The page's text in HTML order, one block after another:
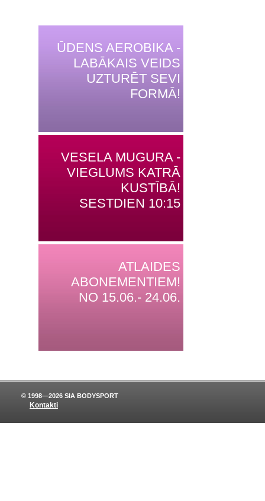
ŪDENS AEROBIKA -
LABĀKAIS VEIDS
UZTURĒT SEVI
FORMĀ!
VESELA MUGURA -
VIEGLUMS KATRĀ
KUSTĪBĀ!
SESTDIEN 10:15
ATLAIDES
ABONEMENTIEM!
NO 15.06.- 24.06.
Kontakti
© 1998—2026 SIA BODYSPORT